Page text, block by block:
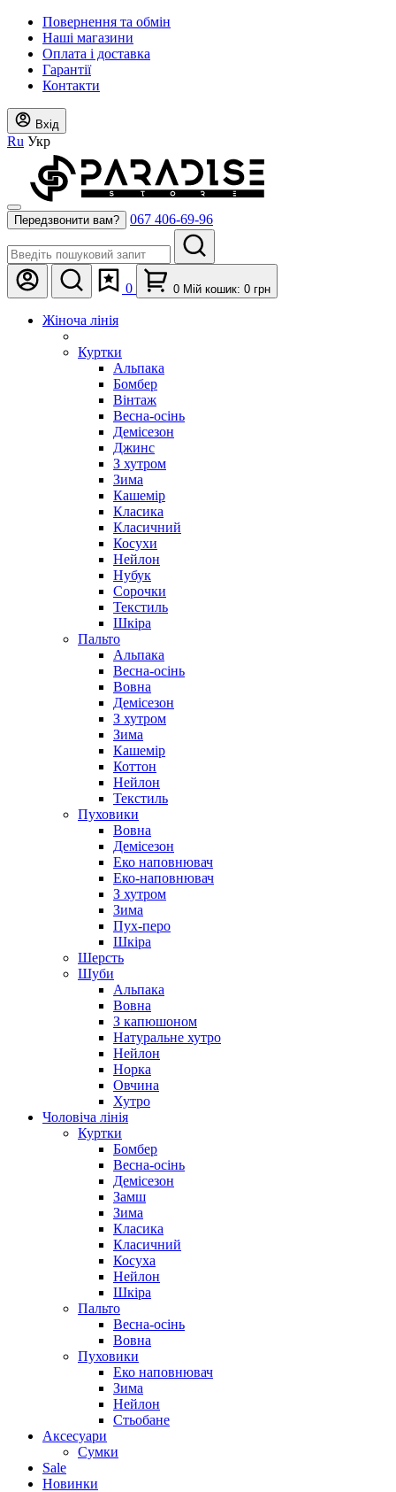
Повернення та обмін
Наші магазини
Оплата і доставка
Гарантії
Контакти
Вхід
Ru Укр
Передзвонити вам? 067 406-69-96
0 0 Мій кошик: 0 грн
Жіноча лінія
Куртки
Альпака
Бомбер
Вінтаж
Весна-осінь
Демісезон
Джинс
З хутром
Зима
Кашемір
Класика
Класичний
Косухи
Нейлон
Нубук
Сорочки
Текстиль
Шкіра
Пальто
Альпака
Весна-осінь
Вовна
Демісезон
З хутром
Зима
Кашемір
Коттон
Нейлон
Текстиль
Пуховики
Вовна
Демісезон
Еко наповнювач
Еко-наповнювач
З хутром
Зима
Пух-перо
Шкіра
Шерсть
Шуби
Альпака
Вовна
З капюшоном
Натуральне хутро
Нейлон
Норка
Овчина
Хутро
Чоловіча лінія
Куртки
Бомбер
Весна-осінь
Демісезон
Замш
Зима
Класика
Класичний
Косуха
Нейлон
Шкіра
Пальто
Весна-осінь
Вовна
Пуховики
Еко наповнювач
Зима
Нейлон
Стьобане
Аксесуари
Сумки
Sale
Новинки